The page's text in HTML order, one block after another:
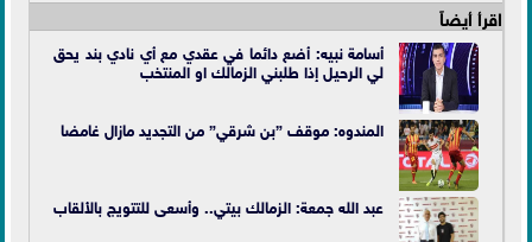
اقرأ أيضاً
أسامة نبيه: أضع دائما في عقدي مع أي نادي بند يحق
لي الرحيل إذا طلبني الزمالك او المنتخب
المندوه: موقف ”بن شرقي” من التجديد مازال غامضا
عبد الله جمعة: الزمالك بيتي.. وأسعى للتتويج بالألقاب